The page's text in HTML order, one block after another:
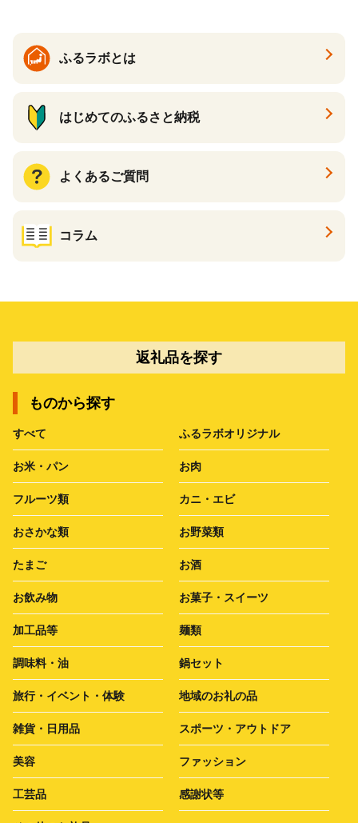
ふるラボとは
はじめてのふるさと納税
よくあるご質問
コラム
返礼品を探す
ものから探す
すべて ふるラボオリジナル
お米・パン お肉
フルーツ類 カニ・エビ
おさかな類 お野菜類
たまご お酒
お飲み物 お菓子・スイーツ
加工品等 麺類
調味料・油 鍋セット
旅行・イベント・体験 地域のお礼の品
雑貨・日用品 スポーツ・アウトドア
美容 ファッション
工芸品 感謝状等